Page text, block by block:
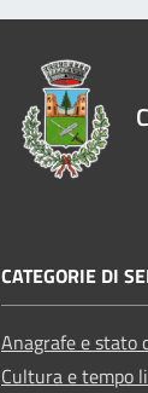
CATEGORIE DI
Anagrafe e stato
Cultura e tempo